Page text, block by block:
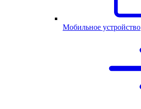
Мобильное устройство